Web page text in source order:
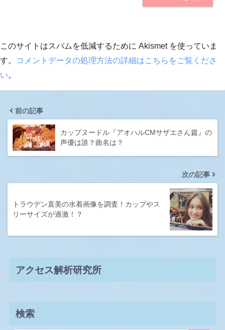
このサイトはスパムを低減するために Akismet を使っていま
す。
コメントデータの処理方法の詳細はこちらをご覧くださ
い。
前の記事
カップヌードル『アオハルCMサザエさん篇』の
声優は誰？曲名は？
次の記事
トラウデン直美の水着画像を調査！カップやス
リーサイズが過激！？
アクセス解析研究所
検索